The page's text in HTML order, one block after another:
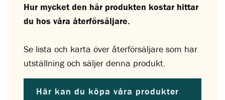
Hur mycket den här produkten kostar hittar
du hos våra återförsäljare.
Se lista och karta över återförsäljare som har
utställning och säljer denna produkt.
Här kan du köpa våra produkter